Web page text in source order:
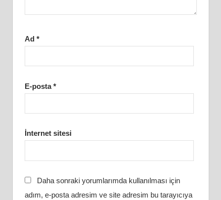
Ad *
E-posta*
İnternet sitesi
Daha sonraki yorumlarımda kullanılması için
adım, e-posta adresim ve site adresim bu tarayıcıya